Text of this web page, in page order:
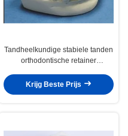
Tandheelkundige stabiele tanden
orthodontische retainer
Krijg Beste Prijs